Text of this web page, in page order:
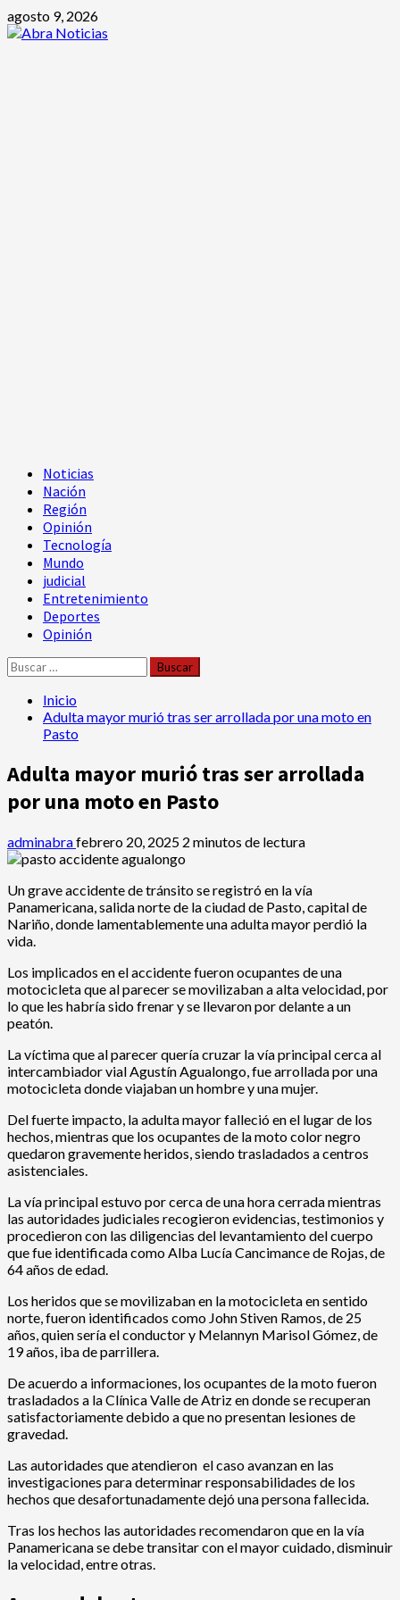
Saltar
al
agosto 9, 2026
Menú
principal
Noticias
Nación
Región
Opinión
Tecnología
Mundo
judicial
Entretenimiento
Deportes
Opinión
Buscar:
Inicio
Adulta mayor murió tras ser arrollada por una moto en
Pasto
Adulta mayor murió tras ser arrollada
por una moto en Pasto
adminabrafebrero 20, 2025 2 minutos de lectura
Un grave accidente de tránsito se registró en la vía
Panamericana, salida norte de la ciudad de Pasto, capital de
Nariño, donde lamentablemente una adulta mayor perdió la
vida.
Los implicados en el accidente fueron ocupantes de una
motocicleta que al parecer se movilizaban a alta velocidad, por
lo que les habría sido frenar y se llevaron por delante a un
peatón.
La víctima que al parecer quería cruzar la vía principal cerca al
intercambiador vial Agustín Agualongo, fue arrollada por una
motocicleta donde viajaban un hombre y una mujer.
Del fuerte impacto, la adulta mayor falleció en el lugar de los
hechos, mientras que los ocupantes de la moto color negro
quedaron gravemente heridos, siendo trasladados a centros
asistenciales.
La vía principal estuvo por cerca de una hora cerrada mientras
las autoridades judiciales recogieron evidencias, testimonios y
procedieron con las diligencias del levantamiento del cuerpo
que fue identificada como Alba Lucía Cancimance de Rojas, de
64 años de edad.
Los heridos que se movilizaban en la motocicleta en sentido
norte, fueron identificados como John Stiven Ramos, de 25
años, quien sería el conductor y Melannyn Marisol Gómez, de
19 años, iba de parrillera.
De acuerdo a informaciones, los ocupantes de la moto fueron
trasladados a la Clínica Valle de Atriz en donde se recuperan
satisfactoriamente debido a que no presentan lesiones de
gravedad.
Las autoridades que atendieron el caso avanzan en las
investigaciones para determinar responsabilidades de los
hechos que desafortunadamente dejó una persona fallecida.
Tras los hechos las autoridades recomendaron que en la vía
Panamericana se debe transitar con el mayor cuidado, disminuir
la velocidad, entre otras.